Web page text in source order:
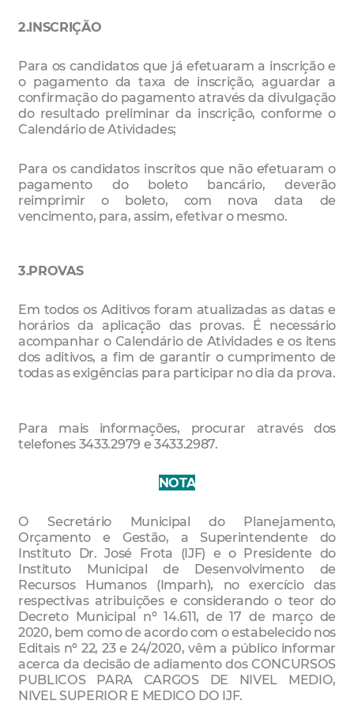
2.INSCRIÇÃO
Para os candidatos que já efetuaram a inscrição e
o pagamento da taxa de inscrição, aguardar a
confirmação do pagamento através da divulgação
do resultado preliminar da inscrição, conforme o
Calendário de Atividades;
Para os candidatos inscritos que não efetuaram o
pagamento do boleto bancário, deverão
reimprimir o boleto, com nova data de
vencimento, para, assim, efetivar o mesmo.
3.PROVAS
Em todos os Aditivos foram atualizadas as datas e
horários da aplicação das provas. É necessário
acompanhar o Calendário de Atividades e os itens
dos aditivos, a fim de garantir o cumprimento de
todas as exigências para participar no dia da prova.
Para mais informações, procurar através dos
telefones 3433.2979 e 3433.2987.
NOTA
O Secretário Municipal do Planejamento,
Orçamento e Gestão, a Superintendente do
Instituto Dr. José Frota (IJF) e o Presidente do
Instituto Municipal de Desenvolvimento de
Recursos Humanos (Imparh), no exercício das
respectivas atribuições e considerando o teor do
Decreto Municipal nº 14.611, de 17 de março de
2020, bem como de acordo com o estabelecido nos
Editais nº 22, 23 e 24/2020, vêm a público informar
acerca da decisão de adiamento dos CONCURSOS
PUBLICOS PARA CARGOS DE NIVEL MEDIO,
NIVEL SUPERIOR E MEDICO DO IJF.